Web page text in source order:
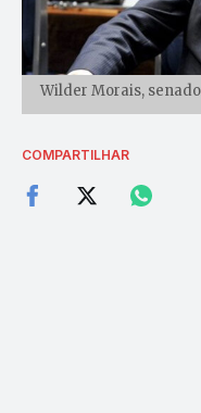
Wilder Morais,
COMPARTILHAR